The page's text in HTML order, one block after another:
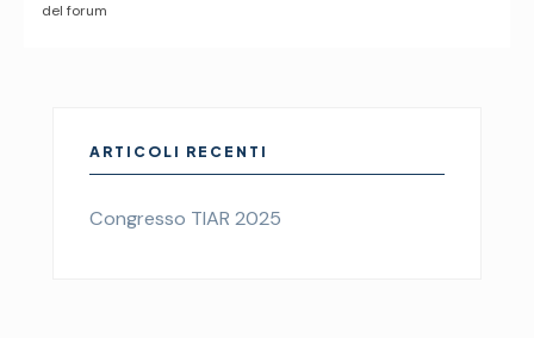
del forum
ARTICOLI RECENTI
Congresso TIAR 2025